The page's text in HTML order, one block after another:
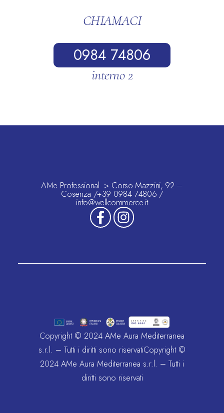
CHIAMACI
0984 74806
interno 2
AMe Professional > Corso Mazzini, 92 –
Cosenza /+39 0984 74806 /
info@wellcommerce.it
Copyright © 2024 AMe Aura Mediterranea
s.r.l. – Tutti i diritti sono riservatiCopyright ©
2024 AMe Aura Mediterranea s.r.l. – Tutti i
diritti sono riservati